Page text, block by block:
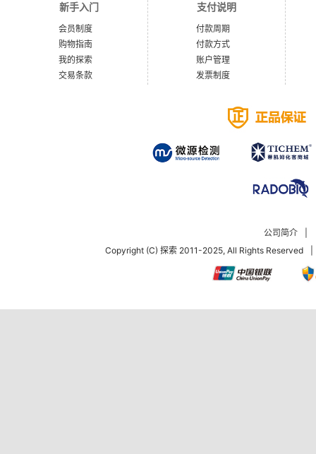
新手入门
会员制度
购物指南
我的探索
交易条款
支付说明
付款周期
付款方式
账户管理
发票制度
公司简介
Copyright (C) 探索 2011-2025, All Rights Reserved